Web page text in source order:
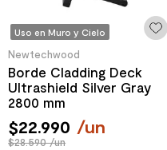
Uso en Muro y Cielo
Newtechwood
Borde Cladding Deck
Ultrashield Silver Gray
2800 mm
$22.990 /un
$28.590 /un